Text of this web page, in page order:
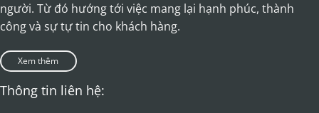
người. Từ đó hướng tới việc mang lại hạnh phúc, thành
công và sự tự tin cho khách hàng.
Xem thêm
Thông tin liên hệ: